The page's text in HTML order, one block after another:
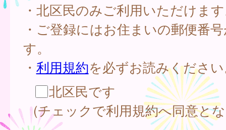
・北区民のみご利用いただけま
・ご登録にはお住まいの郵便番
す。
・ 利用規約を必ずお読みくださ
北区民です
(チェックで利用規約へ同意と